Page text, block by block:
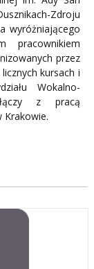
Zdroju
wyróżniającego
pracownikiem
przez
kursach i
Wokalno-
łączy z pracą
Krakowie.